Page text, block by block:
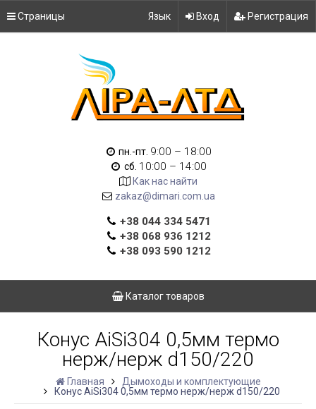
Страницы Язык Вход Регистрация
пн.-пт. 9:00 – 18:00
сб. 10:00 – 14:00
Как нас найти
zakaz@dimari.com.ua
+38 044 334 5471
+38 068 936 1212
+38 093 590 1212
Каталог товаров
Конус AiSi304 0,5мм термо
нерж/нерж d150/220
Главная
Дымоходы и комплектующие
Конус AiSi304 0,5мм термо нерж/нерж d150/220